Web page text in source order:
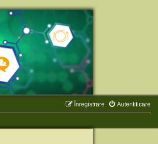
Autentificare
Înregistrare